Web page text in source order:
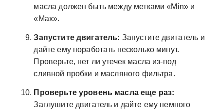
масла должен быть между метками «Min» и
«Max».
Запустите двигатель: Запустите двигатель и
дайте ему поработать несколько минут.
Проверьте, нет ли утечек масла из-под
сливной пробки и масляного фильтра.
Проверьте уровень масла еще раз:
Заглушите двигатель и дайте ему немного